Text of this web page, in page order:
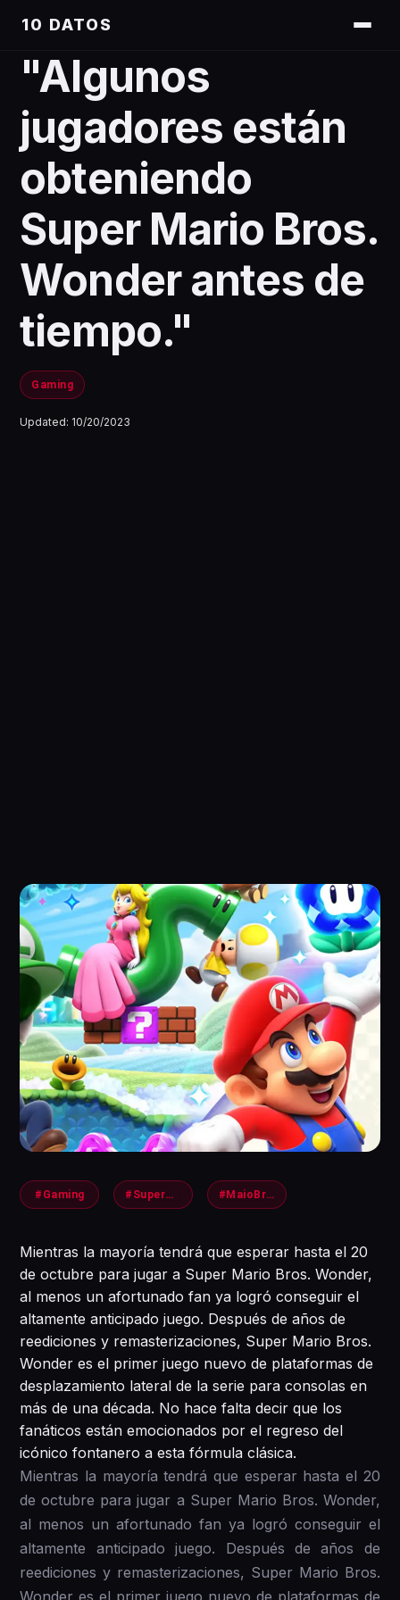
10 DATOS
"Algunos
jugadores están
obteniendo
Super Mario Bros.
Wonder antes de
tiempo."
Gaming
Updated: 10/20/2023
#Gaming #SuperMarioBros #MaioBros
Mientras la mayoría tendrá que esperar hasta el 20
de octubre para jugar a Super Mario Bros. Wonder,
al menos un afortunado fan ya logró conseguir el
altamente anticipado juego. Después de años de
reediciones y remasterizaciones, Super Mario Bros.
Wonder es el primer juego nuevo de plataformas de
desplazamiento lateral de la serie para consolas en
más de una década. No hace falta decir que los
fanáticos están emocionados por el regreso del
icónico fontanero a esta fórmula clásica.
Mientras la mayoría tendrá que esperar hasta el 20
de octubre para jugar a Super Mario Bros. Wonder,
al menos un afortunado fan ya logró conseguir el
altamente anticipado juego. Después de años de
reediciones y remasterizaciones, Super Mario Bros.
Wonder es el primer juego nuevo de plataformas de